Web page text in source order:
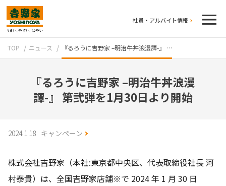
社員・アルバイト情報
テイクアウト
TOP ニュース 『るろうに吉野家 –明治牛丼浪漫譚-』 …
『るろうに吉野家 –明治牛丼浪漫
譚-』 第弐弾を1月30日より開始
2024.1.18 キャンペーン
株式会社吉野家（本社:東京都中央区、代表取締役社長 河
村泰貴）は、全国吉野家店舗※で 2024 年 1 月 30 日